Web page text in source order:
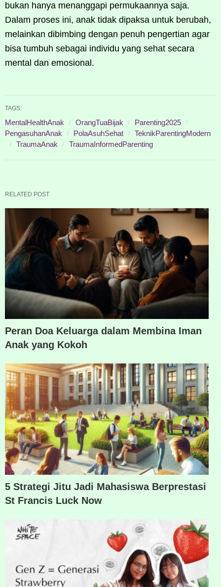
bukan hanya menanggapi permukaannya saja.
Dalam proses ini, anak tidak dipaksa untuk berubah,
melainkan dibimbing dengan penuh pengertian agar
bisa tumbuh sebagai individu yang sehat secara
mental dan emosional.
TAGS:
MentalHealthAnak OrangTuaBijak
Parenting2025
PengasuhanAnak
PolaAsuhSehat
TeknikParentingModern
TraumaAnak
TraumaInformedParenting
RELATED POST
Peran Doa Keluarga dalam Membina Iman
Anak yang Kokoh
5 Strategi Jitu Jadi Mahasiswa Berprestasi
St Francis Luck Now